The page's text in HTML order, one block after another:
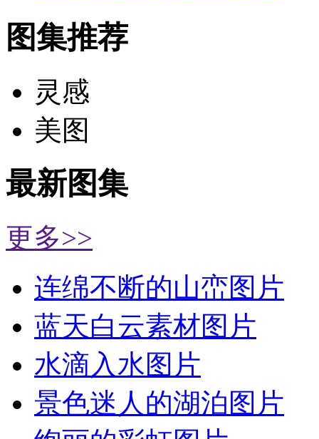
图集推荐
灵感
美图
最新图集
更多>>
连绵不断的山峦图片
蓝天白云素材图片
水滴入水图片
景色迷人的湖泊图片